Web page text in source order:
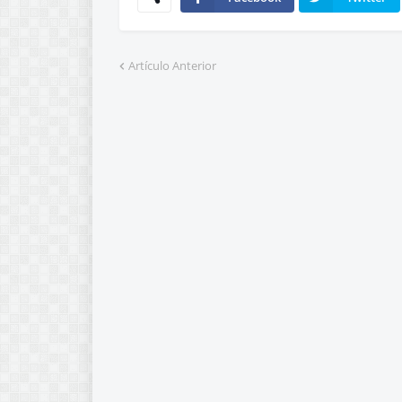
Artículo Anterior